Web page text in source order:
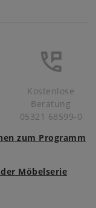
Kostenlose
Beratung
05321 68599-0
zum Programm
Möbelserie